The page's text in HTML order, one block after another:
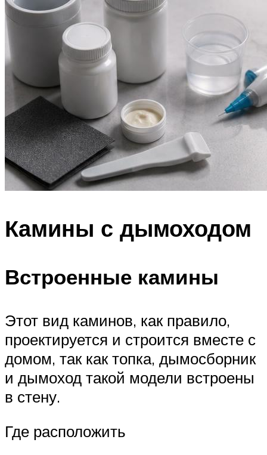
Камины с дымоходом
Встроенные камины
Этот вид каминов, как правило,
проектируется и строится вместе с
домом, так как топка, дымосборник
и дымоход такой модели встроены
в стену.
Где расположить